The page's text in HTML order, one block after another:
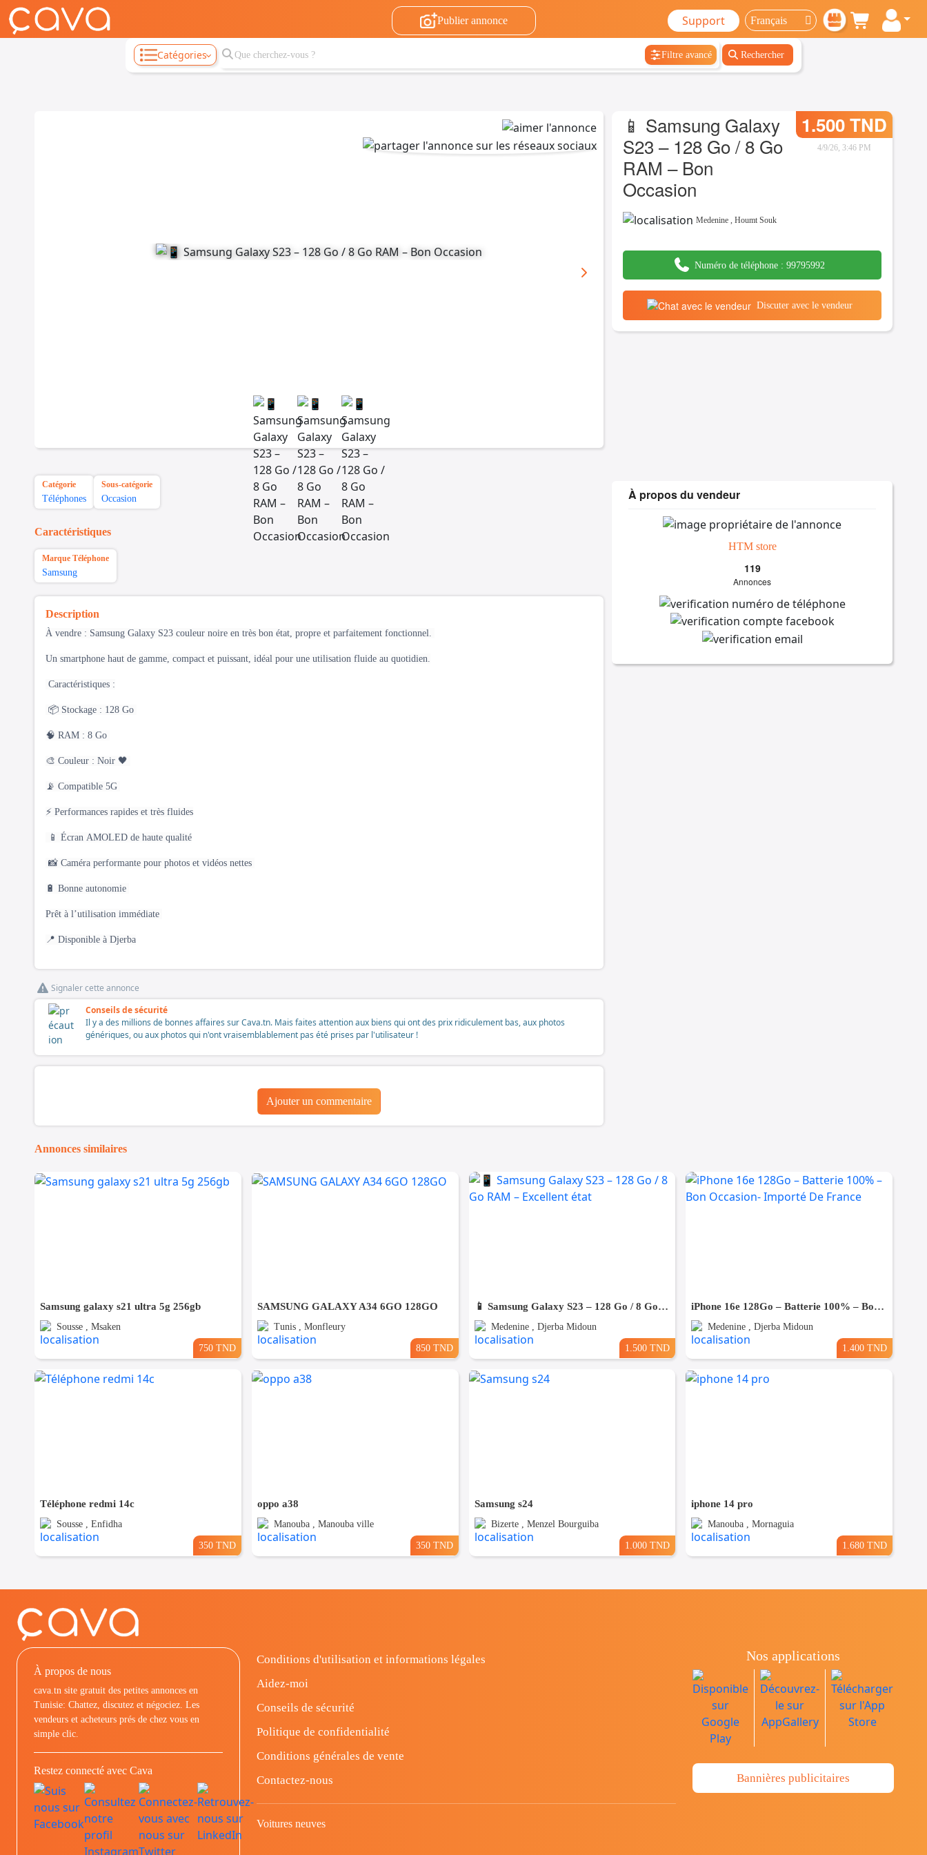
Publier annonce Support
Catégories Filtre avancé Rechercher
📱 Samsung Galaxy
S23 – 128 Go / 8 Go
RAM – Bon
Occasion
1.500 TND
4/9/26, 3:46 PM
Medenine ,Houmt Souk
Numéro de téléphone : 99795992
Discuter avec le vendeur
Catégorie
Téléphones
Sous-catégorie
Occasion
Caractéristiques
Marque Téléphone
Samsung
Description
À vendre : Samsung Galaxy S23 couleur noire en très bon état, propre et parfaitement fonctionnel.
Un smartphone haut de gamme, compact et puissant, idéal pour une utilisation fluide au quotidien.
Caractéristiques :
📦 Stockage : 128 Go
🧠 RAM : 8 Go
🎨 Couleur : Noir 🖤
📡 Compatible 5G
⚡ Performances rapides et très fluides
📱 Écran AMOLED de haute qualité
📸 Caméra performante pour photos et vidéos nettes
🔋 Bonne autonomie
Prêt à l’utilisation immédiate
📍 Disponible à Djerba
Signaler cette annonce
Conseils de sécurité
Il y a des millions de bonnes affaires sur Cava.tn. Mais faites attention aux biens qui ont des prix ridiculement bas, aux photos
génériques, ou aux photos qui n'ont vraisemblablement pas été prises par l'utilisateur !
Ajouter un commentaire
À propos du vendeur
HTM store
119
Annonces
Annonces similaires
Samsung galaxy s21 ultra 5g 256gb
Sousse , Msaken
750 TND
SAMSUNG GALAXY A34 6GO 128GO
Tunis , Monfleury
850 TND
📱 Samsung Galaxy S23 – 128 Go / 8 Go RAM – Excellent état
Medenine , Djerba Midoun
1.500 TND
iPhone 16e 128Go – Batterie 100% – Bon Occasion- Importé De France
Medenine , Djerba Midoun
1.400 TND
Téléphone redmi 14c
Sousse , Enfidha
350 TND
oppo a38
Manouba , Manouba ville
350 TND
Samsung s24
Bizerte , Menzel Bourguiba
1.000 TND
iphone 14 pro
Manouba , Mornaguia
1.680 TND
À propos de nous
cava.tn site gratuit des petites annonces en
Tunisie: Chattez, discutez et négociez. Les
vendeurs et acheteurs prés de chez vous en
simple clic.
Restez connecté avec Cava
Conditions d'utilisation et informations légales
Aidez-moi
Conseils de sécurité
Politique de confidentialité
Conditions générales de vente
Contactez-nous
Voitures neuves
Nos applications
Bannières publicitaires